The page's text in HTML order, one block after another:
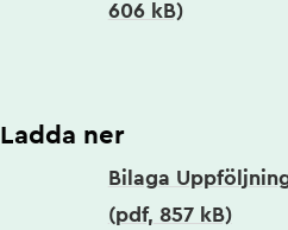
606 kB)
Ladda ner
Bilaga
(pdf, 857 kB)